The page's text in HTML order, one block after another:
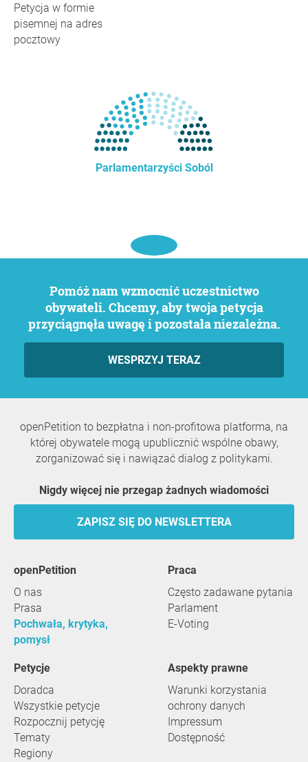
Petycja w formie
pisemnej na adres
pocztowy
Parlamentarzyści Soból
Pomóż nam wzmocnić uczestnictwo
obywateli. Chcemy, aby twoja petycja
przyciągnęła uwagę i pozostała niezależna.
WESPRZYJ TERAZ
openPetition to bezpłatna i non-profitowa platforma, na
której obywatele mogą upublicznić wspólne obawy,
zorganizować się i nawiązać dialog z politykami.
Nigdy więcej nie przegap żadnych wiadomości
ZAPISZ SIĘ DO NEWSLETTERA
openPetition
O nas
Prasa
Pochwała, krytyka,
pomysł
praca
Często zadawane pytania
Parlament
E-Voting
Petycje
Doradca
Wszystkie petycje
Rozpocznij petycję
Tematy
Regiony
Aspekty prawne
Warunki korzystania
ochrony danych
Impressum
Dostępność